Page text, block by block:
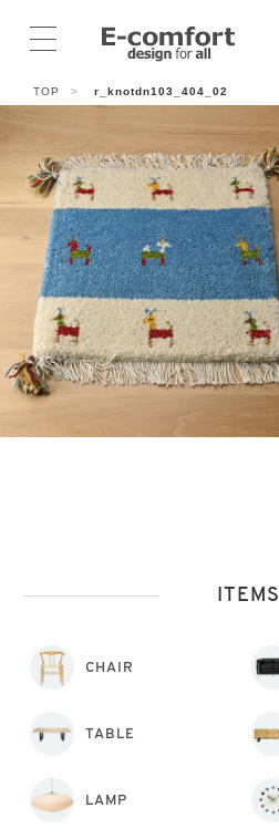
TOP > r_knotdn103_404_02
ITEMS
CHAIR
TABLE
LAMP